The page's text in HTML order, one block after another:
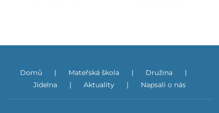
Domů Mateřská škola
Družina
Jídelna
Aktuality Napsali o nás